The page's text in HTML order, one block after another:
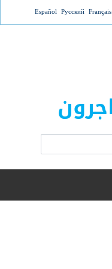
Français
Русский
Español